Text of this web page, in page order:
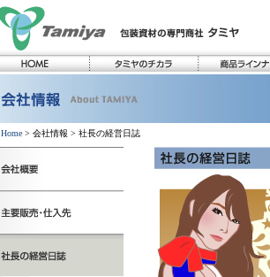
Home> 会社情報 > 社長の経営日誌